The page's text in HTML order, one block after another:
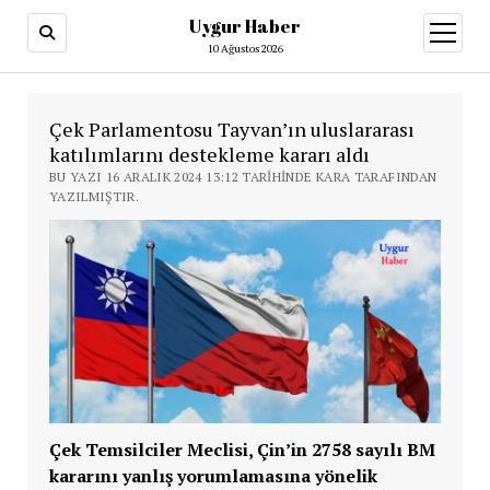
Uygur Haber
10 Ağustos 2026
aç
Çek Parlamentosu Tayvan’ın uluslararası
katılımlarını destekleme kararı aldı
BU YAZI 16 ARALIK 2024 13:12 TARIHINDE KARA TARAFINDAN
YAZILMIŞTIR.
Çek Temsilciler Meclisi, Çin’in 2758 sayılı BM
kararını yanlış yorumlamasına yönelik